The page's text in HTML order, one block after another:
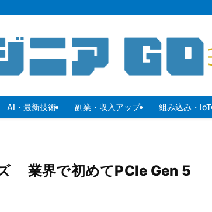
AI・最新技術 副業・収入アップ 組み込み・IoT
業界で初めてPCIe Gen 5